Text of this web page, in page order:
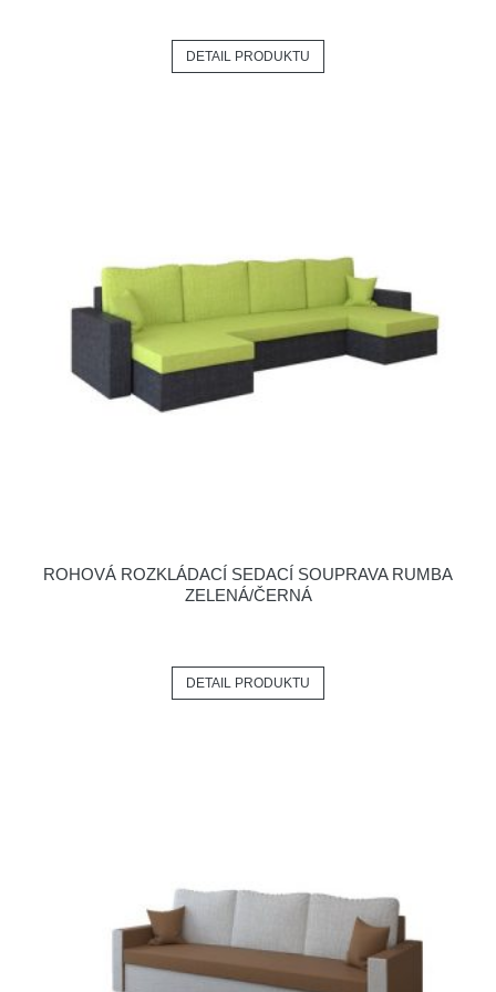
DETAIL PRODUKTU
ROHOVÁ ROZKLÁDACÍ SEDACÍ SOUPRAVA RUMBA
ZELENÁ/ČERNÁ
DETAIL PRODUKTU